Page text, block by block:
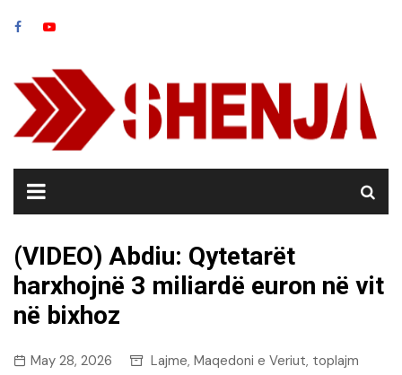
(VIDEO) Abdiu: Qytetarët
harxhojnë 3 miliardë euron në vit
në bixhoz
May 28, 2026 Lajme, Maqedoni e Veriut, toplajm